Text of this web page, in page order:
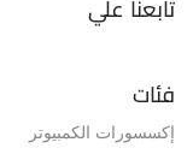
تابعنا علي
فئات
إكسسورات الكمبيوتر